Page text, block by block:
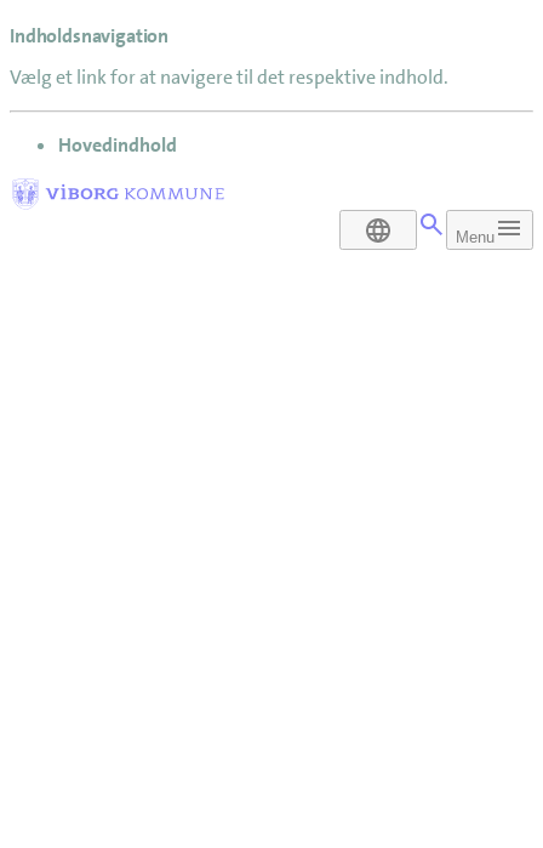
Indholdsnavigation
Vælg et link for at navigere til det respektive indhold.
gå til
Hovedindhold
DA Menu